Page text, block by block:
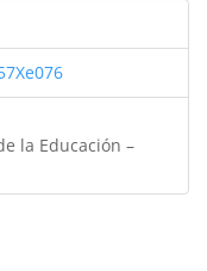
la Educación –